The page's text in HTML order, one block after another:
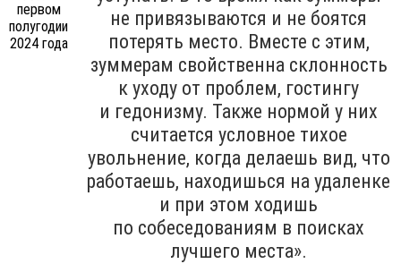
не привязываются и не боятся
потерять место. Вместе с этим,
зуммерам свойственна склонность
к уходу от проблем, гостингу
и гедонизму. Также нормой у них
считается условное тихое
увольнение, когда делаешь вид, что
работаешь, находишься на удаленке
и при этом ходишь
по собеседованиям в поисках
лучшего места».